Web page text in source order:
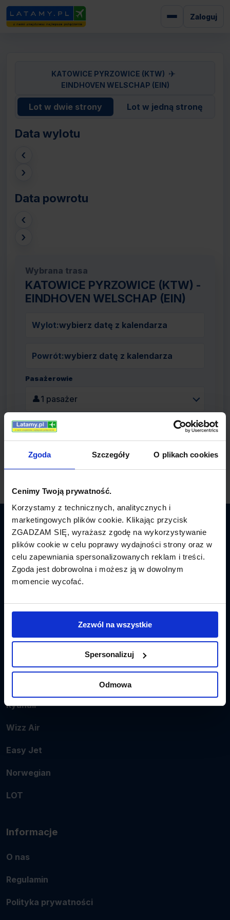
Zgoda Szczegóły O plikach cookies
Cenimy Twoją prywatność.
Korzystamy z technicznych, analitycznych i
marketingowych plików cookie. Klikając przycisk
ZGADZAM SIĘ, wyrażasz zgodę na wykorzystywanie
plików cookie w celu poprawy wydajności strony oraz w
celu zapewniania spersonalizowanych reklam i treści.
Zgoda jest dobrowolna i możesz ją w dowolnym
momencie wycofać.
Zezwól na wszystkie
Spersonalizuj
Odmowa
Zaloguj
KATOWICE PYRZOWICE (KTW) ✈
EINDHOVEN WELSCHAP (EIN)
Lot w dwie strony Lot w jedną stronę
Data wylotu
‹
›
Data powrotu
‹
›
Wybrana trasa
KATOWICE PYRZOWICE (KTW) -
EINDHOVEN WELSCHAP (EIN)
Wylot:wybierz datę z kalendarza
Powrót:wybierz datę z kalendarza
Pasażerowie
👤1 pasażer
Latamy.pl
Bilety lotnicze
Promocje
Tanie Loty
Ryanair
Wizz Air
Easy Jet
Norwegian
LOT
Informacje
O nas
Regulamin
Polityka prywatności